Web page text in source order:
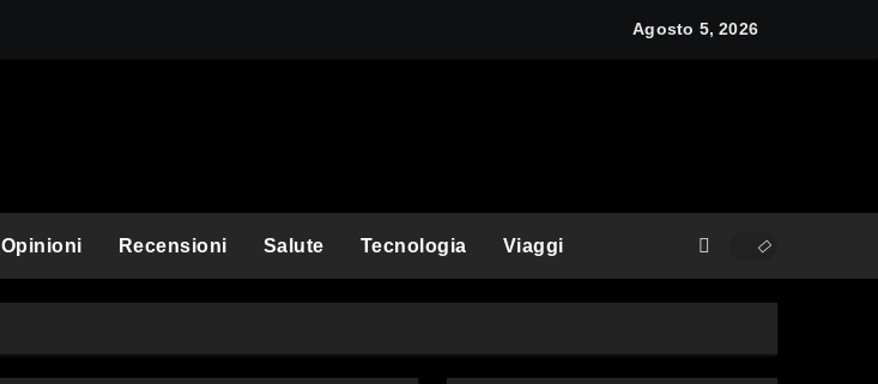
Agosto 5, 2026
Opinioni Recensioni Salute Tecnologia Viaggi